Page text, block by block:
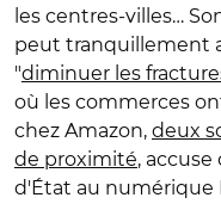
les centres-villes…
peut tranquillement
"diminuer les
où les commerces
chez Amazon, deux
de proximité,
d'État au numérique